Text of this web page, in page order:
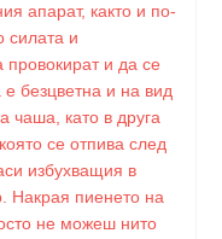
апарат, както и по-
силата и
провокират и да се
е безцветна и на вид
чаша, като в друга
се отпива след
избухващия в
Накрая пиенето на
не можеш нито